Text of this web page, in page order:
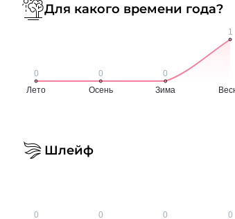
Для какого времени года?
Шлейф